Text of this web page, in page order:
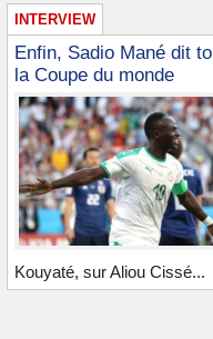
INTERVIEW
Enfin, Sadio Mané dit
la Coupe du monde
Kouyaté, sur Aliou Cissé...